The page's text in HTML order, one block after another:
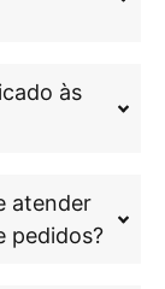
às
atender
pedidos?